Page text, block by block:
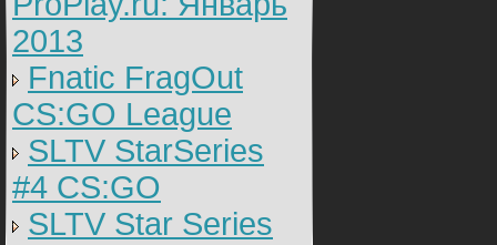
2013
Fnatic FragOut
CS:GO League
SLTV StarSeries
#4 CS:GO
SLTV Star Series